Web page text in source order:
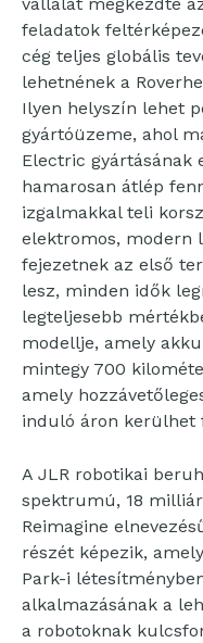
feladatok
cég teljes globális
lehetnének a
Ilyen helyszín lehet
gyártóüzeme, ahol
Electric gyártásának
hamarosan átlép
izgalmakkal teli
elektromos, modern
fejezetnek az első
lesz, minden idők
legteljesebb
modellje, amely
mintegy 700
amely
induló áron kerülhet
A JLR robotikai
spektrumú, 18
Reimagine
részét képezik,
Park-i
alkalmazásának a
a robotoknak